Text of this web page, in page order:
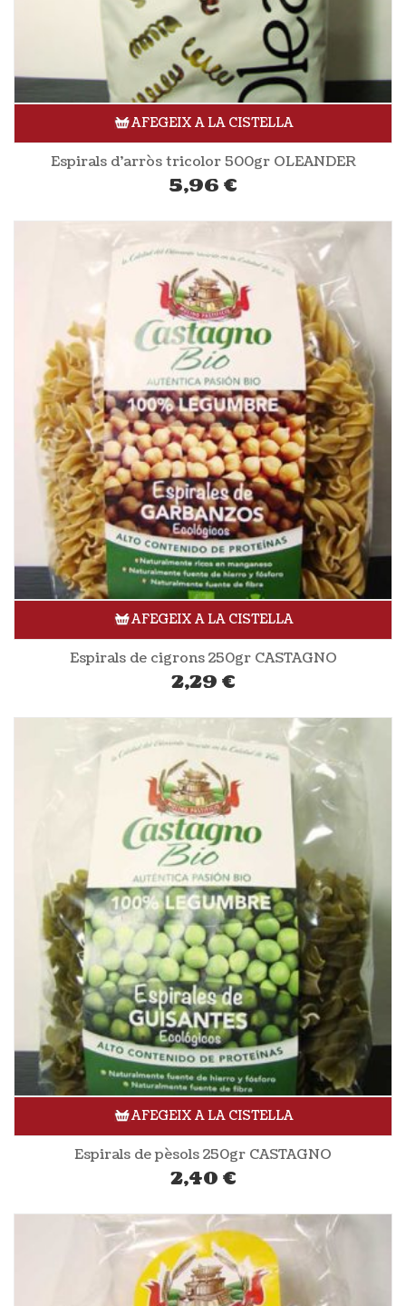
AFEGEIX A LA CISTELLA
Espirals d’arròs tricolor 500gr OLEANDER
5,96 €
AFEGEIX A LA CISTELLA
Espirals de cigrons 250gr CASTAGNO
2,29 €
AFEGEIX A LA CISTELLA
Espirals de pèsols 250gr CASTAGNO
2,40 €